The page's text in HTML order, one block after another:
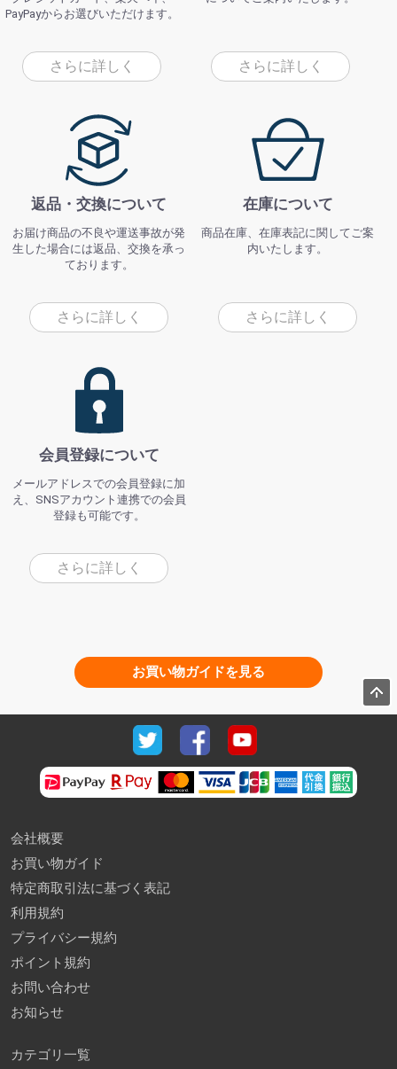
PayPayからお選びいただけます。
さらに詳しく さらに詳しく
返品・交換について
お届け商品の不良や運送事故が発
生した場合には返品、交換を承っ
ております。
さらに詳しく
在庫について
商品在庫、在庫表記に関してご案
内いたします。
さらに詳しく
会員登録について
メールアドレスでの会員登録に加
え、SNSアカウント連携での会員
登録も可能です。
さらに詳しく
お買い物ガイドを見る
会社概要
お買い物ガイド
特定商取引法に基づく表記
利用規約
プライバシー規約
ポイント規約
お問い合わせ
お知らせ
カテゴリ一覧